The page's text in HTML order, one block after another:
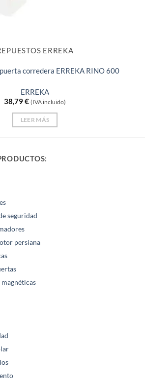
ERREKA
corredera ERREKA RINO 600
ERREKA
38,79€ (IVA incluido)
LEER MÁS
seguridad
persiana